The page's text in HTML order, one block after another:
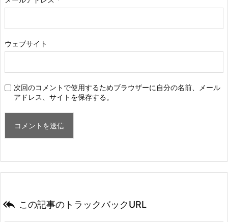
ウェブサイト
次回のコメントで使用するためブラウザーに自分の名前、メール
アドレス、サイトを保存する。
 この記事のトラックバックURL